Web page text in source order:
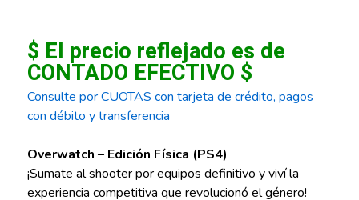
$ El precio reflejado es de
CONTADO EFECTIVO $
Consulte por CUOTAS con tarjeta de crédito, pagos
con débito y transferencia
Overwatch – Edición Física (PS4)
¡Sumate al shooter por equipos definitivo y viví la
experiencia competitiva que revolucionó el género!